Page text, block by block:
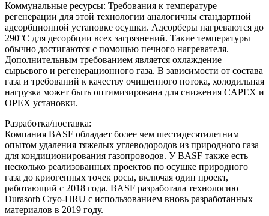
Коммунальные ресурсы: Требования к температуре
регенерации для этой технологии аналогичны стандартной
адсорбционной установке осушки. Адсорберы нагреваются до
290°C для десорбции всех загрязнений. Такие температуры
обычно достигаются с помощью печного нагревателя.
Дополнительным требованием является охлаждение
сырьевого и регенерационного газа. В зависимости от состава
газа и требований к качеству очищенного потока, холодильная
нагрузка может быть оптимизирована для снижения CAPEX и
OPEX установки.
Разработка/поставка:
Компания BASF обладает более чем шестидесятилетним
опытом удаления тяжелых углеводородов из природного газа
для кондиционирования газопроводов. У BASF также есть
несколько реализованных проектов по осушке природного
газа до криогенных точек росы, включая один проект,
работающий с 2018 года. BASF разработала технологию
Durasorb Cryo-HRU с использованием вновь разработанных
материалов в 2019 году.